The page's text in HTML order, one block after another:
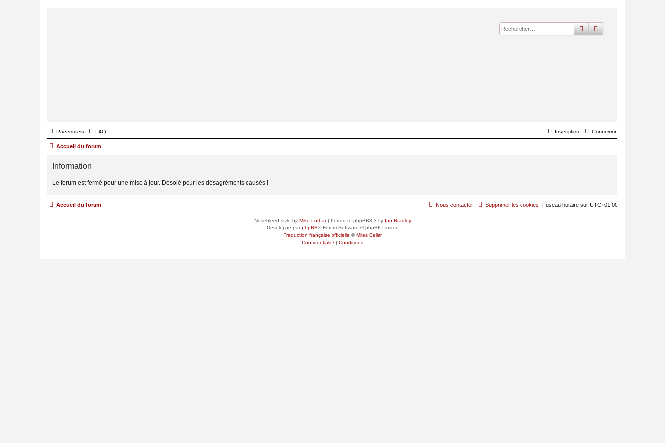
rechercher
recherche
Raccourcis FAQ Connexion
Inscription
Accueil du forum
Information
Le forum est fermé pour une mise à jour. Désolé pour les désagréments causés !
Accueil du forum Fuseau horaire sur UTC+01:00
Supprimer les cookies
Nous contacter
Nosebleed style by Mike Lothar| Ported to phpBB3.3 by Ian Bradley
Développé parphpBB® Forum Software © phpBB Limited
Traduction française officielle ©Miles Cellar
Confidentialité | Conditions